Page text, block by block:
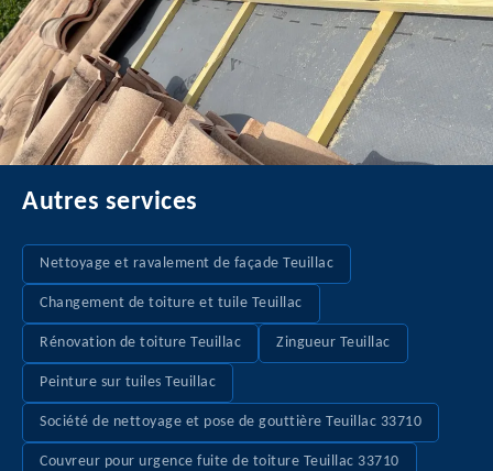
Autres services
Nettoyage et ravalement de façade Teuillac
Changement de toiture et tuile Teuillac
Rénovation de toiture Teuillac Zingueur Teuillac
Peinture sur tuiles Teuillac
Société de nettoyage et pose de gouttière Teuillac 33710
Couvreur pour urgence fuite de toiture Teuillac 33710